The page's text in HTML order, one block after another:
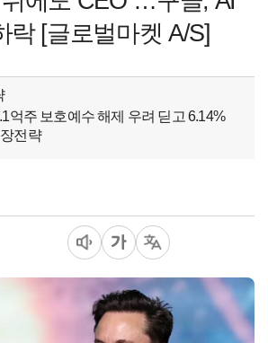
락 [글로벌마켓 A/S]
억주 보호예수 해제 우려 딛고 6.14%
전략